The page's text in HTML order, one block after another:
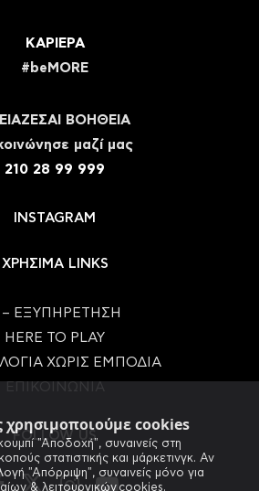
χρησιμοποιούμε cookies
"Αποδοχή", συναινείς στη
στατιστικής και μάρκετινγκ. Αν
"Απόρριψη", συναινείς μόνο για
& λειτουργικών cookies.
ΚΑΡΙΕΡΑ
#beMORE
ΒΟΗΘΕΙΑ
μαζί μας
210 28 99 999
INSTAGRAM
ΧΡΗΣΙΜΑ LINKS
– ΕΞΥΠΗΡΕΤΗΣΗ
HERE TO PLAY
ΧΩΡΙΣ ΕΜΠΟΔΙΑ
FOLLOW US